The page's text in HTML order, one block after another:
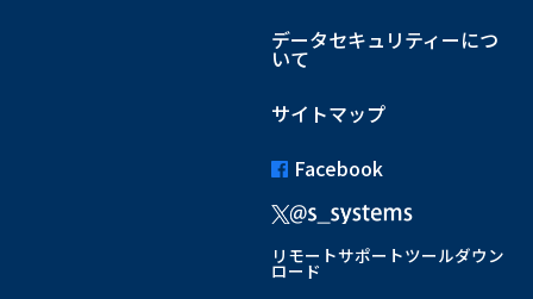
データセキュリティーにつ
いて
サイトマップ
Facebook
リモートサポートツールダウン
ロード